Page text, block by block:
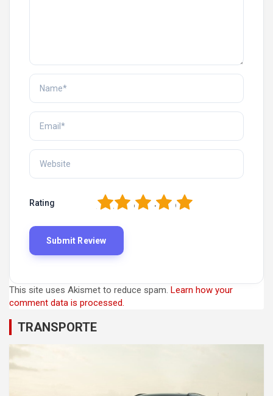
Rating 5
4
3
2
This site uses Akismet to reduce spam. Learn how your
comment data is processed.
TRANSPORTE